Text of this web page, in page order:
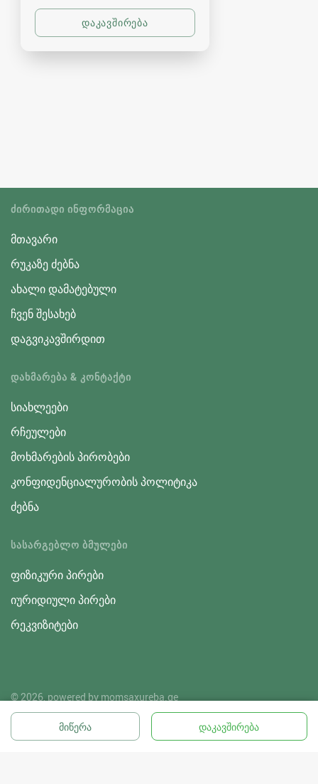
ᲫᲘᲠᲘᲗᲐᲓᲘ ᲘᲜᲤᲝᲠᲛᲐᲪᲘᲐ
მთავარი
რუკაზე ძებნა
ახალი დამატებული
ჩვენ შესახებ
დაგვიკავშირდით
ᲓᲐᲮᲛᲐᲠᲔᲑᲐ & ᲙᲝᲜᲢᲐᲥᲢᲘ
სიახლეები
რჩეულები
მოხმარების პირობები
კონფიდენციალურობის პოლიტიკა
ძებნა
ᲡᲐᲡᲐᲠᲒᲔᲑᲚᲝ ᲑᲛᲣᲚᲔᲑᲘ
ფიზიკური პირები
იურიდიული პირები
რეკვიზიტები
© 2026, powered by momsaxureba.ge